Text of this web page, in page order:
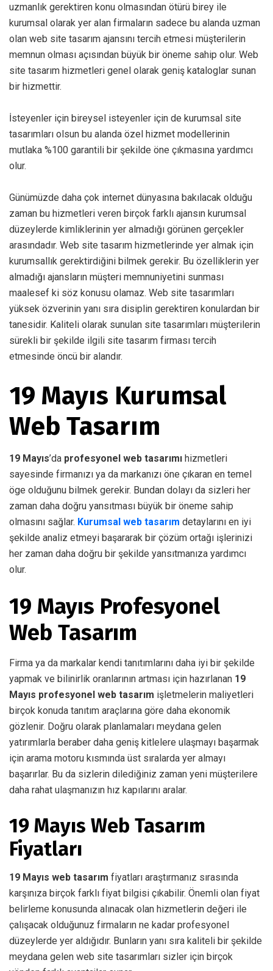
uzmanlık gerektiren konu olmasından ötürü birey ile
kurumsal olarak yer alan firmaların sadece bu alanda uzman
olan web site tasarım ajansını tercih etmesi müşterilerin
memnun olması açısından büyük bir öneme sahip olur. Web
site tasarım hizmetleri genel olarak geniş kataloglar sunan
bir hizmettir.
İsteyenler için bireysel isteyenler için de kurumsal site
tasarımları olsun bu alanda özel hizmet modellerinin
mutlaka %100 garantili bir şekilde öne çıkmasına yardımcı
olur.
Günümüzde daha çok internet dünyasına bakılacak olduğu
zaman bu hizmetleri veren birçok farklı ajansın kurumsal
düzeylerde kimliklerinin yer almadığı görünen gerçekler
arasındadır. Web site tasarım hizmetlerinde yer almak için
kurumsallık gerektirdiğini bilmek gerekir. Bu özelliklerin yer
almadığı ajansların müşteri memnuniyetini sunması
maalesef ki söz konusu olamaz. Web site tasarımları
yüksek özverinin yanı sıra disiplin gerektiren konulardan bir
tanesidir. Kaliteli olarak sunulan site tasarımları müşterilerin
sürekli bir şekilde ilgili site tasarım firması tercih
etmesinde öncü bir alandır.
19 Mayıs Kurumsal
Web Tasarım
19 Mayıs’da profesyonel web tasarımı hizmetleri
sayesinde firmanızı ya da markanızı öne çıkaran en temel
öge olduğunu bilmek gerekir. Bundan dolayı da sizleri her
zaman daha doğru yansıtması büyük bir öneme sahip
olmasını sağlar. Kurumsal web tasarım detaylarını en iyi
şekilde analiz etmeyi başararak bir çözüm ortağı işlerinizi
her zaman daha doğru bir şekilde yansıtmanıza yardımcı
olur.
19 Mayıs Profesyonel
Web Tasarım
Firma ya da markalar kendi tanıtımlarını daha iyi bir şekilde
yapmak ve bilinirlik oranlarının artması için hazırlanan 19
Mayıs profesyonel web tasarım işletmelerin maliyetleri
birçok konuda tanıtım araçlarına göre daha ekonomik
gözlenir. Doğru olarak planlamaları meydana gelen
yatırımlarla beraber daha geniş kitlelere ulaşmayı başarmak
için arama motoru kısmında üst sıralarda yer almayı
başarırlar. Bu da sizlerin dilediğiniz zaman yeni müşterilere
daha rahat ulaşmanızın hız kapılarını aralar.
19 Mayıs Web Tasarım
Fiyatları
19 Mayıs web tasarım fiyatları araştırmanız sırasında
karşınıza birçok farklı fiyat bilgisi çıkabilir. Önemli olan fiyat
belirleme konusunda alınacak olan hizmetlerin değeri ile
çalışacak olduğunuz firmaların ne kadar profesyonel
düzeylerde yer aldığıdır. Bunların yanı sıra kaliteli bir şekilde
meydana gelen web site tasarımları sizler için birçok